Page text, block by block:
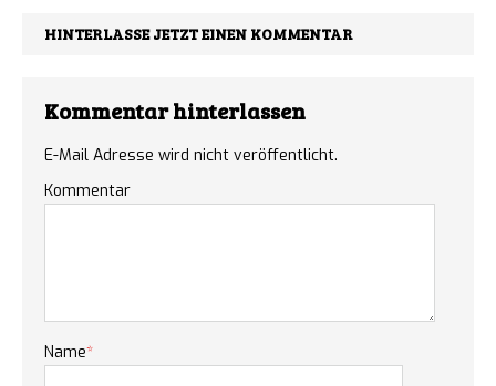
HINTERLASSE JETZT EINEN KOMMENTAR
Kommentar hinterlassen
E-Mail Adresse wird nicht veröffentlicht.
Kommentar
Name*